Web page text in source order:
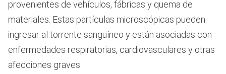
provenientes de vehículos, fábricas y quema de
materiales. Estas partículas microscópicas pueden
ingresar al torrente sanguíneo y están asociadas con
enfermedades respiratorias, cardiovasculares y otras
afecciones graves.